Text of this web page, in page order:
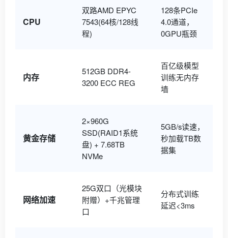
CPU
双路AMD EPYC
7543(64核/128线
程)
128条PCIe
4.0通道，
0GPU瓶颈
内存
512GB DDR4-
3200 ECC REG
百亿级模型
训练无内存
墙
黄金存储
2×960G
SSD(RAID1系统
盘) + 7.68TB
NVMe
5GB/s读速，
秒加载TB数
据集
网络加速
25G双口（光模块
附赠）+千兆管理
口
分布式训练
延迟<3ms